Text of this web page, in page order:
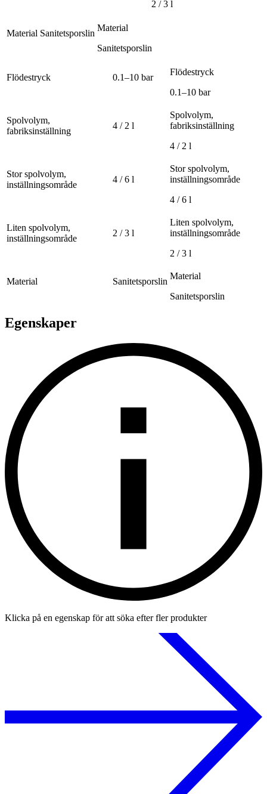
2 / 3 l
Material Sanitetsporslin
Material
Sanitetsporslin
Flödestryck 0.1–10 bar
Flödestryck
0.1–10 bar
Spolvolym,
fabriksinställning
4 / 2 l
Spolvolym,
fabriksinställning
4 / 2 l
Stor spolvolym,
inställningsområde
4 / 6 l
Stor spolvolym,
inställningsområde
4 / 6 l
Liten spolvolym,
inställningsområde
2 / 3 l
Liten spolvolym,
inställningsområde
2 / 3 l
Material Sanitetsporslin
Material
Sanitetsporslin
Egenskaper
Klicka på en egenskap för att söka efter fler produkter